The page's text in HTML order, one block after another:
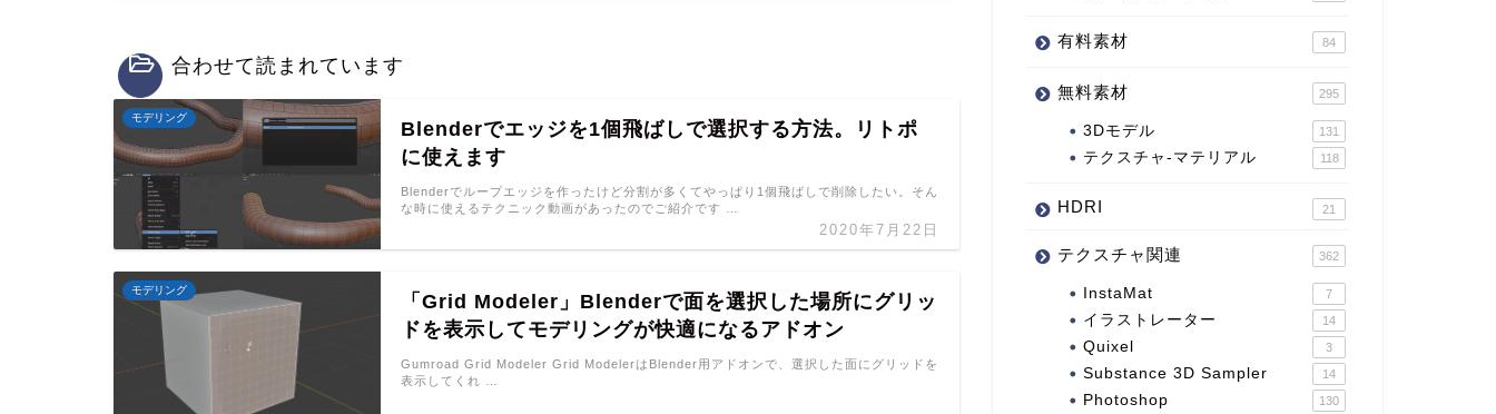
合わせて読まれています
モデリング
Blenderでエッジを1個飛ばしで選択する方法。リトポ
に使えます
2020年7月22日
Blenderでループエッジを作ったけど分割が多くてやっぱり1個飛ばしで削除したい。そん
な時に使えるテクニック動画があったのでご紹介です …
モデリング
「Grid Modeler」Blenderで面を選択した場所にグリッ
ドを表示してモデリングが快適になるアドオン
Gumroad Grid Modeler Grid ModelerはBlender用アドオンで、選択した面にグリッドを
表示してくれ …
有料素材 84
無料素材 295
3Dモデル 131
テクスチャ-マテリアル 118
HDRI 21
テクスチャ関連 362
InstaMat 7
イラストレーター 14
Quixel 3
Substance 3D Sampler 14
Photoshop 130